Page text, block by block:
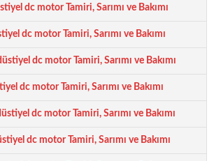
dc motor Tamiri, Sarımı ve Bakımı
dc motor Tamiri, Sarımı ve Bakımı
dc motor Tamiri, Sarımı ve Bakımı
dc motor Tamiri, Sarımı ve Bakımı
dc motor Tamiri, Sarımı ve Bakımı
dc motor Tamiri, Sarımı ve Bakımı